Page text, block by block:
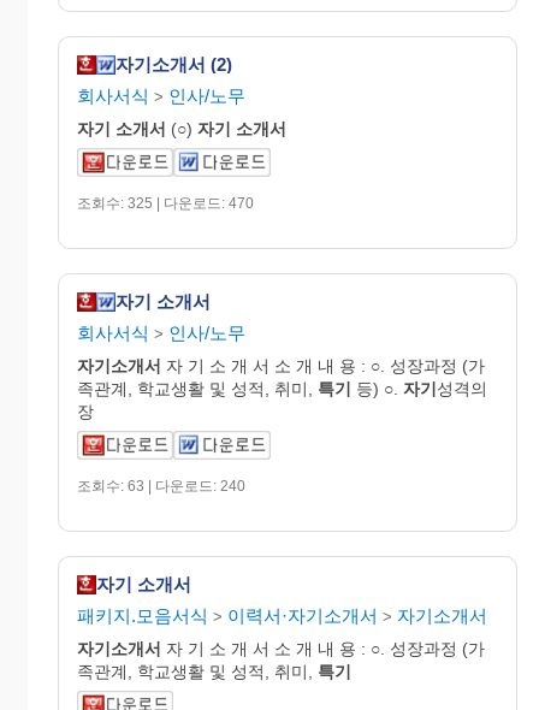
자기소개서 (2)
회사서식 > 인사/노무
자기 소개서 (○) 자기 소개서
조회수: 325 | 다운로드: 470
자기 소개서
회사서식 > 인사/노무
자기소개서 자 기 소 개 서 소 개 내 용 : ○. 성장과정 (가
족관계, 학교생활 및 성적, 취미, 특기 등) ○. 자기성격의
장
조회수: 63 | 다운로드: 240
자기 소개서
패키지.모음서식 > 이력서·자기소개서 > 자기소개서
자기소개서 자 기 소 개 서 소 개 내 용 : ○. 성장과정 (가
족관계, 학교생활 및 성적, 취미, 특기